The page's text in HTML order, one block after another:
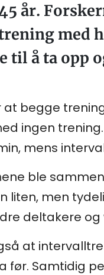
år.
med
til å ta opp
at begge
ingen
mens
ble
liten, men
deltakere
at
før. Samtidig